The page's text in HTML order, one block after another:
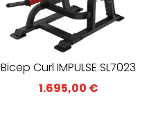
Bicep Curl IMPULSE SL7023
1.695,00 €